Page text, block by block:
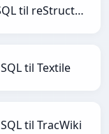
SQL til reStructuredText
SQL til Textile
SQL til TracWiki